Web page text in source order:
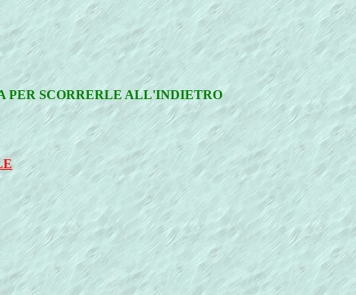
PER SCORRERLE ALL'INDIETRO